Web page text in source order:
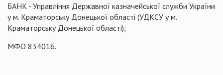
БАНК - Управління Державної казначейської служби України
у м. Краматорську Донецької області (УДКСУ у м.
Краматорську Донецької області);
МФО 834016.